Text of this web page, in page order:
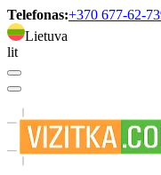
Telefonas:+370 677-62-
Lietuva
lit